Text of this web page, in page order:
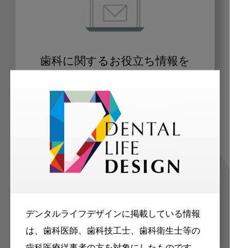
デンタルライフデザインに掲載している情報
は、歯科医師、歯科技工士、歯科衛生士等の
歯科に関するお役立ち情報を
ご登録いただいた職種（歯科医師、歯
科衛生士、歯科技工士）に合わせた内
容のメールマガジンをお届けします。